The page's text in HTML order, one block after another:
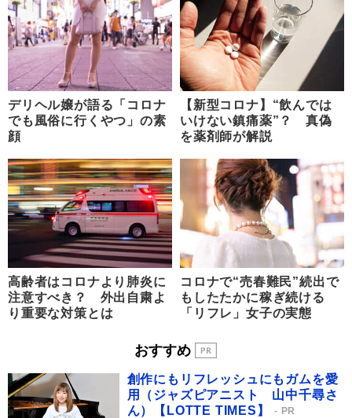
デリヘル嬢が語る「コロナ
でも風俗に行くやつ」の素
顔
【新型コロナ】“飲んでは
いけない鎮痛薬”？ 真偽
を薬剤師が解説
高齢者はコロナより肺炎に
注意すべき？ 外出自粛よ
り重要な対策とは
コロナで“売春難民”続出で
もしたたかに稼ぎ続ける
「リフレ」女子の実態
おすすめ
創作にもリフレッシュにもガムを愛
用（ジャズピアニスト 山中千尋さ
ん）【LOTTE TIMES】
PR